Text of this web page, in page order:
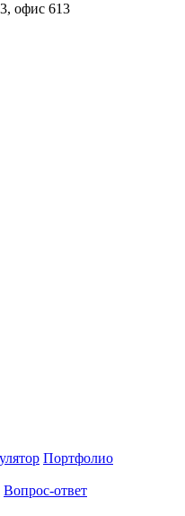
офис 613
Портфолио
Вопрос-ответ